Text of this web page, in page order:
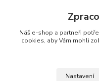
+420 704 105 305
eshop@adcz.cz
Náš e-shop a partneři
cookies, aby Vám mohli
Nastavení